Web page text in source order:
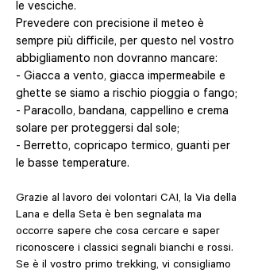
le vesciche.
Prevedere con precisione il meteo è
sempre più difficile, per questo nel vostro
abbigliamento non dovranno mancare:
- Giacca a vento, giacca impermeabile e
ghette se siamo a rischio pioggia o fango;
- Paracollo, bandana, cappellino e crema
solare per proteggersi dal sole;
- Berretto, copricapo termico, guanti per
le basse temperature.
Grazie al lavoro dei volontari CAI, la Via della
Lana e della Seta è ben segnalata ma
occorre sapere che cosa cercare e saper
riconoscere i classici segnali bianchi e rossi.
Se è il vostro primo trekking, vi consigliamo